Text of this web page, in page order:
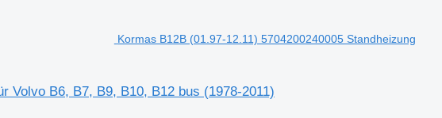
Kormas B12B (01.97-12.11) 5704200240005 Standheizung
Volvo B6, B7, B9, B10, B12 bus (1978-2011)